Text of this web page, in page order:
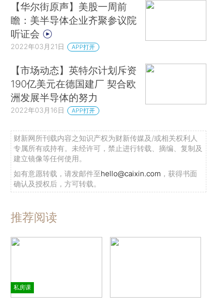
【华尔街原声】美股一周前
瞻：美半导体企业齐聚参议院
听证会
2022年03月21日 APP打开
【市场动态】英特尔计划斥资
190亿美元在德国建厂 契合欧
洲发展半导体的努力
2022年03月16日 APP打开
财新网所刊载内容之知识产权为财新传媒及/或相关权利人
专属所有或持有。未经许可，禁止进行转载、摘编、复制及
建立镜像等任何使用。
如有意愿转载，请发邮件至hello@caixin.com ，获得书面
确认及授权后，方可转载。
推荐阅读
私房课